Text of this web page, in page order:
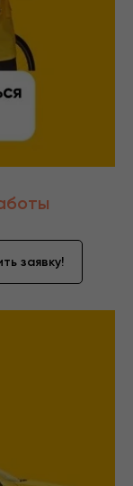
заявку!